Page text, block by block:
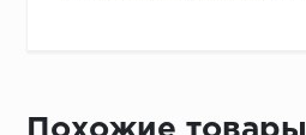
Время доставки